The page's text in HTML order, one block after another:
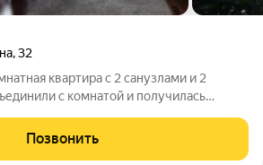
,32
квартира с 2 санузлами и 2
с комнатой и получилась
метро . Один взрослый собственник
отказников
Позвонить